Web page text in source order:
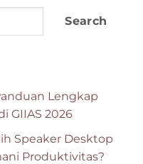
Search
Lengkap
GIIAS 2026
Speaker Desktop
Produktivitas?